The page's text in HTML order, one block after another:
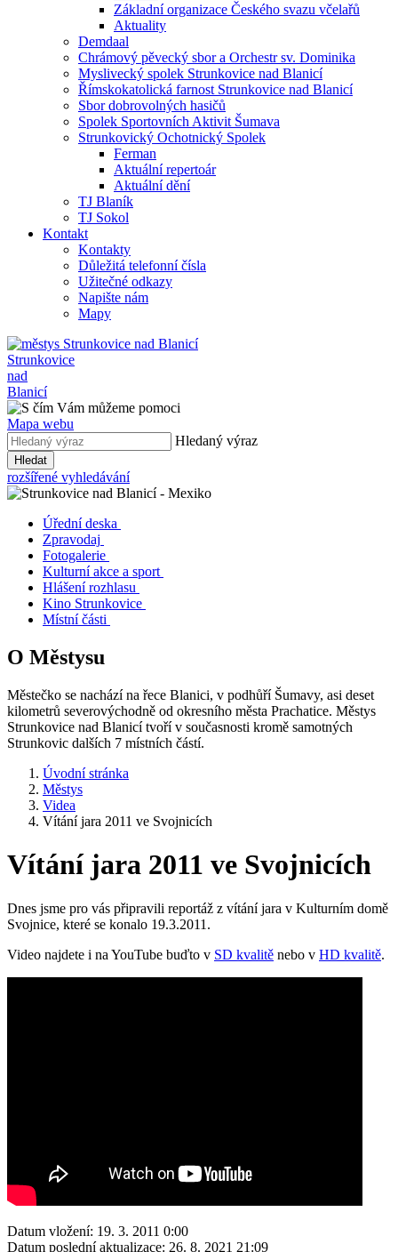
Základní organizace Českého svazu včelařů
Aktuality
Demdaal
Chrámový pěvecký sbor a Orchestr sv. Dominika
Myslivecký spolek Strunkovice nad Blanicí
Římskokatolická farnost Strunkovice nad Blanicí
Sbor dobrovolných hasičů
Spolek Sportovních Aktivit Šumava
Strunkovický Ochotnický Spolek
Ferman
Aktuální repertoár
Aktuální dění
TJ Blaník
TJ Sokol
Kontakt
Kontakty
Důležitá telefonní čísla
Užitečné odkazy
Napište nám
Mapy
Strunkovice
nad
Blanicí
Mapa webu
Hledaný výraz
Hledat
rozšířené vyhledávání
Úřední deska
Zpravodaj
Fotogalerie
Kulturní akce a sport
Hlášení rozhlasu
Kino Strunkovice
Místní části
O Městysu
Městečko se nachází na řece Blanici, v podhůří Šumavy, asi deset
kilometrů severovýchodně od okresního města Prachatice. Městys
Strunkovice nad Blanicí tvoří v současnosti kromě samotných
Strunkovic dalších 7 místních částí.
Úvodní stránka
Městys
Videa
Vítání jara 2011 ve Svojnicích
Vítání jara 2011 ve Svojnicích
Dnes jsme pro vás připravili reportáž z vítání jara v Kulturním domě
Svojnice, které se konalo 19.3.2011.
Video najdete i na YouTube buďto v SD kvalitě nebo v HD kvalitě.
Datum vložení: 19. 3. 2011 0:00
Datum poslední aktualizace: 26. 8. 2021 21:09